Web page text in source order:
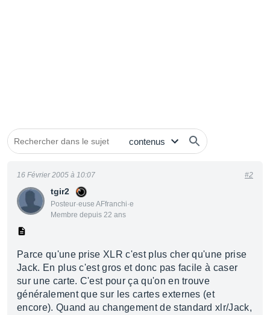
tgir2
Posteur·euse AFfranchi·e
Membre depuis 22 ans
16 Février 2005 à 10:07 #2
Parce qu'une prise XLR c'est plus cher qu'une prise
Jack. En plus c'est gros et donc pas facile à caser
sur une carte. C'est pour ça qu'on en trouve
généralement que sur les cartes externes (et
encore). Quand au changement de standard xlr/Jack,